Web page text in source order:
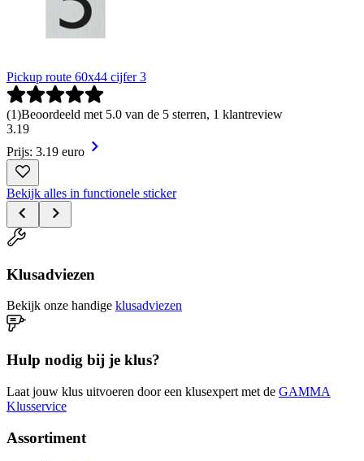
Pickup route 60x44 cijfer 3
(1)Beoordeeld met 5.0 van de 5 sterren, 1 klantreview
3.19
Prijs: 3.19 euro
Bekijk alles in functionele sticker
Klusadviezen
Bekijk onze handige klusadviezen
Hulp nodig bij je klus?
Laat jouw klus uitvoeren door een klusexpert met de GAMMA
Klusservice
Assortiment